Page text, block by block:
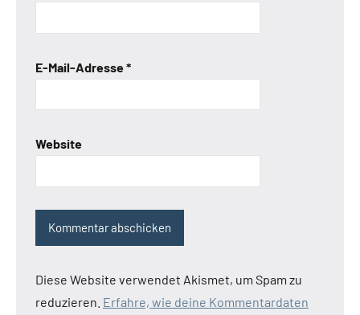
E-Mail-Adresse*
Website
Diese Website verwendet Akismet, um Spam zu
reduzieren. Erfahre, wie deine Kommentardaten